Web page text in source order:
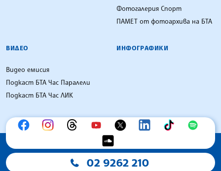
Фотогалерия Спорт
ПАМЕТ от фотоархива на БТА
ВИДЕО
Видео емисия
Подкаст БТА Час Паралели
Подкаст БТА Час ЛИК
ИНФОГРАФИКИ
02 9262 210